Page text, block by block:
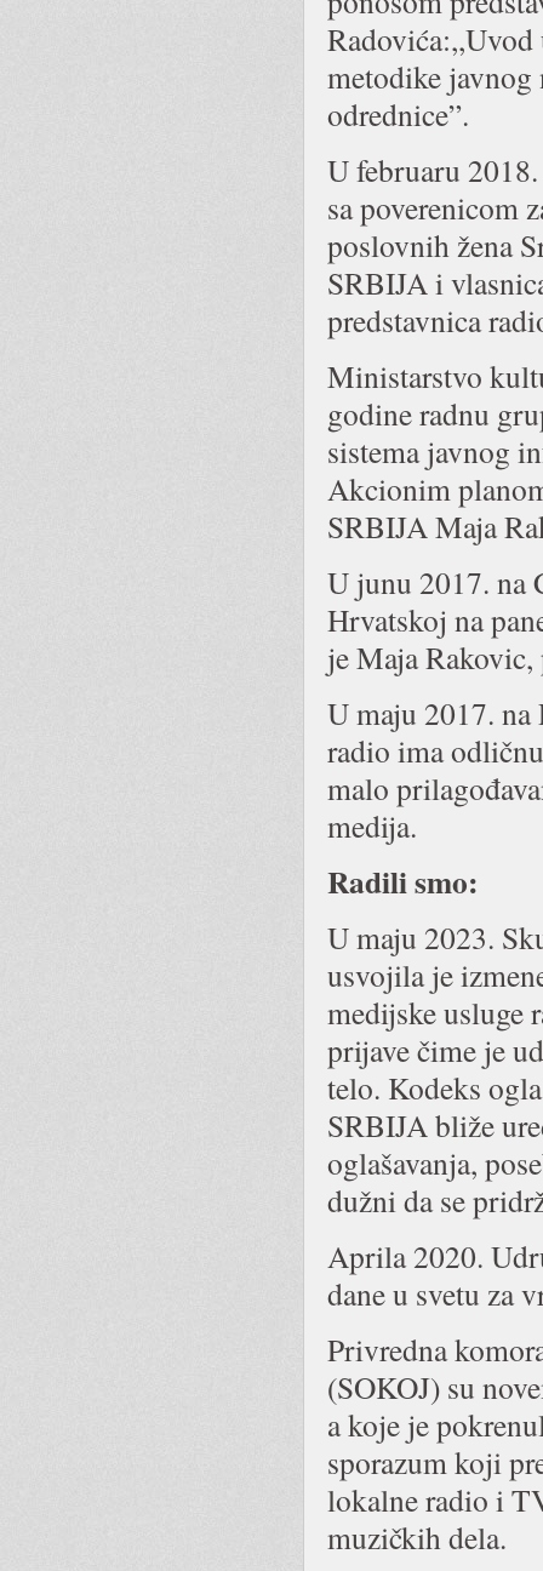
metodike javnog
odrednice”.
U februaru
sa poverenicom
poslovnih žena
SRBIJA i
predstavnica
Ministarstvo
godine radnu
sistema javnog
Akcionim
SRBIJA Maja
U junu 2017. na
Hrvatskoj na
je Maja
U maju 2017.
radio ima
malo
medija.
Radili smo:
U maju 2023.
usvojila je
medijske usluge
prijave čime je
telo. Kodeks
SRBIJA bliže
oglašavanja,
dužni da se
Aprila 2020.
dane u svetu za
Privredna
(SOKOJ) su
a koje je
sporazum koji
lokalne radio i
muzičkih dela.